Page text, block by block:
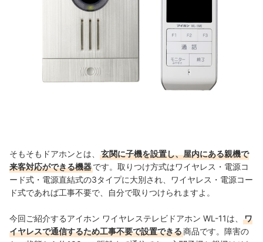
そもそもドアホンとは、
玄関に子機を設置し、屋内にある親機で
来客対応ができる機器です。取りつけ方式はワイヤレス・電源コ
ード式・電源直結式の3タイプに大別され、ワイヤレス・電源コー
ド式であれば工事不要で、自分で取りつけられますよ。
今回ご紹介するアイホン ワイヤレステレビドアホン WL-11は、
ワ
イヤレスで通信するため工事不要で設置できる商品です。障害の